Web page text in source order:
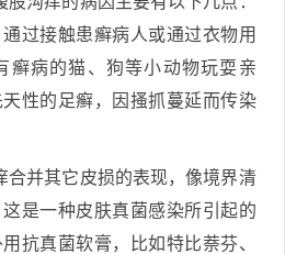
过接触患癣病人或通过衣物用
癣病的猫、狗等小动物玩耍亲
性的足癣，因搔抓蔓延而传染
合并其它皮损的表现，像境界清
是一种皮肤真菌感染所引起的
抗真菌软膏，比如特比萘芬、